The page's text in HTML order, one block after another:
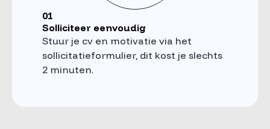
01
Solliciteer eenvoudig
Stuur je cv en motivatie via het
sollicitatieformulier, dit kost je slechts
2 minuten.